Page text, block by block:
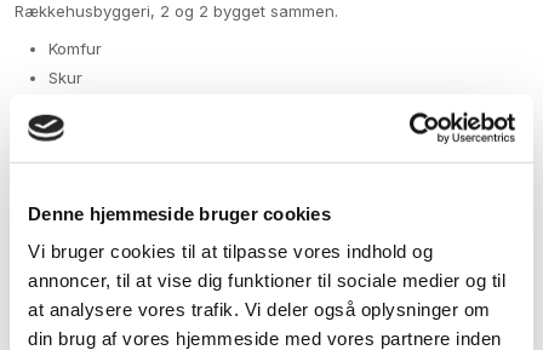
Denne hjemmeside bruger cookies
Vi bruger cookies til at tilpasse vores indhold og
annoncer, til at vise dig funktioner til sociale medier og til
at analysere vores trafik. Vi deler også oplysninger om
din brug af vores hjemmeside med vores partnere inden
Rækkehusbyggeri, 2 og 2 bygget sammen.
Komfur
Skur
Carport
Husdyr er tilladt
Bolig oplysninger​